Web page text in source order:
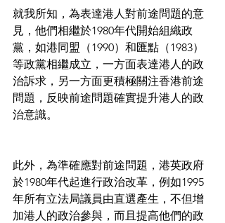
就我所知，為表達港人對前途問題的意
見，他們相繼於1980年代開始組織政
黨，如港同盟（1990）和匯點（1983）
等政黨相繼成立，一方面表達港人的政
治訴求，另一方面更積極關注香港前途
問題，反映前途問題確實提升港人的政
治意識。
此外，為準確應對前途問題，港英政府
於1980年代起進行政治改革，例如1995
年所有立法局議員由直選產生，不但增
加港人的政治參與，而且提高他們的政